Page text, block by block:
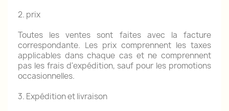
2. prix
Toutes les ventes sont faites avec la facture
correspondante. Les prix comprennent les taxes
applicables dans chaque cas et ne comprennent
pas les frais d'expédition, sauf pour les promotions
occasionnelles.
3. Expédition et livraison